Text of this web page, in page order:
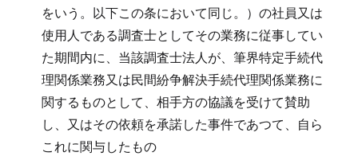
をいう。以下この条において同じ。）の社員又は
使用人である調査士としてその業務に従事してい
た期間内に、当該調査士法人が、筆界特定手続代
理関係業務又は民間紛争解決手続代理関係業務に
関するものとして、相手方の協議を受けて賛助
し、又はその依頼を承諾した事件であつて、自ら
これに関与したもの